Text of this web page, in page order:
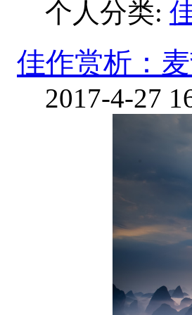
个人分类:
佳作赏析：
2017-4-27